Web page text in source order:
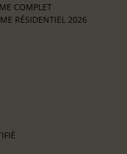
COMPLET
RÉSIDENTIEL 2026